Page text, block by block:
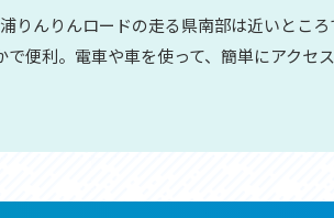
How
サイ
りんりんロードの走る県南部は近いところ
便利。電車や車を使って、簡単にアクセス